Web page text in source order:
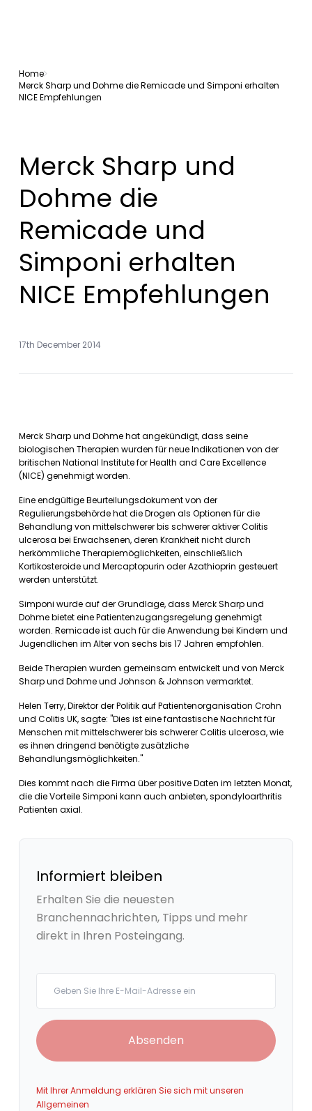
Home
Merck Sharp und Dohme die Remicade und Simponi erhalten
NICE Empfehlungen
Merck Sharp und
Dohme die
Remicade und
Simponi erhalten
NICE Empfehlungen
17th December 2014
Merck Sharp und Dohme hat angekündigt, dass seine
biologischen Therapien wurden für neue Indikationen von der
britischen National Institute for Health and Care Excellence
(NICE) genehmigt worden.
Eine endgültige Beurteilungsdokument von der
Regulierungsbehörde hat die Drogen als Optionen für die
Behandlung von mittelschwerer bis schwerer aktiver Colitis
ulcerosa bei Erwachsenen, deren Krankheit nicht durch
herkömmliche Therapiemöglichkeiten, einschließlich
Kortikosteroide und Mercaptopurin oder Azathioprin gesteuert
werden unterstützt.
Simponi wurde auf der Grundlage, dass Merck Sharp und
Dohme bietet eine Patientenzugangsregelung genehmigt
worden. Remicade ist auch für die Anwendung bei Kindern und
Jugendlichen im Alter von sechs bis 17 Jahren empfohlen.
Beide Therapien wurden gemeinsam entwickelt und von Merck
Sharp und Dohme und Johnson & Johnson vermarktet.
Helen Terry, Direktor der Politik auf Patientenorganisation Crohn
und Colitis UK, sagte: "Dies ist eine fantastische Nachricht für
Menschen mit mittelschwerer bis schwerer Colitis ulcerosa, wie
es ihnen dringend benötigte zusätzliche
Behandlungsmöglichkeiten."
Dies kommt nach die Firma über positive Daten im letzten Monat,
die die Vorteile Simponi kann auch anbieten, spondyloarthritis
Patienten axial.
Informiert bleiben
Erhalten Sie die neuesten
Branchennachrichten, Tipps und mehr
direkt in Ihren Posteingang.
Absenden
Mit Ihrer Anmeldung erklären Sie sich mit unseren
Allgemeinen